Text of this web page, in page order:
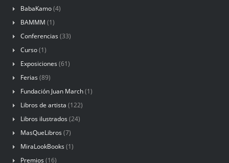
BabaKamo(4)
BAMMM (1)
Conferencias (33)
Curso(1)
Exposiciones (61)
Ferias (89)
Fundación Juan March(1)
Libros de artista (122)
Libros ilustrados (24)
MasQueLibros (7)
MiraLookBooks (1)
Premios (16)